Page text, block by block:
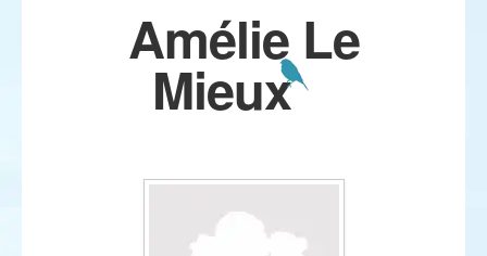
Amélie Le
Mieux